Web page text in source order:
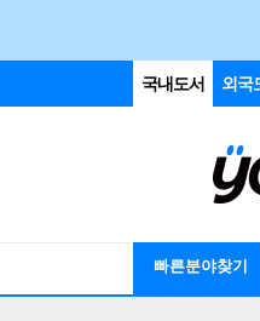
국내도서 외국
빠른분야찾기